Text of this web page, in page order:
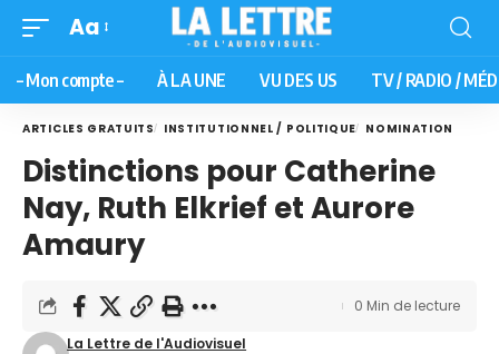
Aa
– Mon compte – À LA UNE VU DES US TV / RADIO /
ARTICLES GRATUITS INSTITUTIONNEL / POLITIQUE NOMINATION
Distinctions pour Catherine
Nay, Ruth Elkrief et Aurore
Amaury
La Lettre de l'Audiovisuel
0 Min de lecture